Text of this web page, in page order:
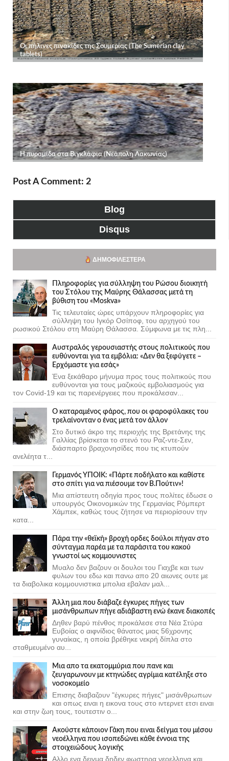
Post A Comment: 2
Blog
Disqus
ΔΗΜΟΦΙΛΈΣΤΕΡΑ
Πληροφορίες για σύλληψη του Ρώσου διοικητή
του Στόλου της Mαύρης Θάλασσας μετά τη
βύθιση του «Moskva»
Τις τελευταίες ώρες υπάρχουν πληροφορίες για
σύλληψη του Ιγκόρ Οσίποφ, του αρχηγού του
ρωσικού Στόλου στη Μαύρη Θάλασσα. Σύμφωνα με τις πλη...
Αυστραλός γερουσιαστής στους πολιτικούς που
ευθύνονται για τα εμβόλια: «Δεν θα ξεφύγετε –
Ερχόμαστε για εσάς»
Ένα ξεκάθαρο μήνυμα προς τους πολιτικούς που
ευθύνονται για τους μαζικούς εμβολιασμούς για
τον Covid-19 και τις παρενέργειες που προκάλεσαν...
Ο καταραμένος φάρος, που οι φαροφύλακες του
τρελαίνονταν ο ένας μετά τον άλλον
Στο δυτικό άκρο της περιοχής της Βρετάνης της
Γαλλίας βρίσκεται το στενό του Ραζ-ντε-Σεν,
διάσπαρτο βραχονησίδες που τις κτυπούν
ανελέητα τ...
Γερμανός ΥΠΟΙΚ: «Πάρτε ποδήλατο και καθίστε
στο σπίτι για να πιέσουμε τον Β.Πούτιν»!
Μια απίστευτη οδηγία προς τους πολίτες έδωσε ο
υπουργός Οικονομικών της Γερμανίας Ρόμπερτ
Χάμπεκ, καθώς τους ζήτησε να περιορίσουν την
κατα...
Πάρα την «θεϊκή» βροχή ορδες δούλοι πήγαν στο
σύνταγμα παρέα με τα παράσιτα του κακού
γνωστοί ως κομμουνιστες
Μυαλο δεν βαζουν οι δουλοι του Γιαχβε και των
φυλων του εδω και πανω απο 20 αιωνες ουτε με
τα διαβολικα κομμουνιστικα μπολια εβαλαν μαλ...
Άλλη μια που διάβαζε έγκυρες πήγες των
μισάνθρωπων πήγε αδιάβαστη ενώ έκανε διακοπές
Δηθεν βαρύ πένθος προκάλεσε στα Νέα Στύρα
Ευβοίας ο αιφνίδιος θάνατος μιας 56χρονης
γυναίκας, η οποία βρέθηκε νεκρή δίπλα στο
σταθμευμένο αυ...
Μια απο τα εκατομμύρια που πανε και
ζευγαρωνουν με κτηνώδες αγρίμια κατέληξε στο
νοσοκομείο
Επισης διαβαζουν "έγκυρες πήγες" μισάνθρωπων
και οπως ειναι η εικονα τους στο ιντερνετ ετσι ειναι
και στην ζωη τους, τουτεστιν ο...
Ακούστε κάποιον Γάκη που ειναι δείγμα του μέσου
νεοέλληνα που ισοπεδώνει κάθε έννοια της
στοιχειώδους λογικής
Αλλο ενα δειγμα δηδεν φωστηρα νεοελληνα και